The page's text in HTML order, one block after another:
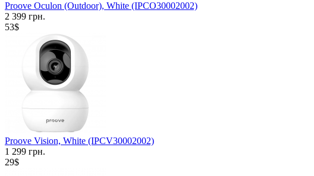
Proove Oculon (Outdoor), White (IPCO30002002)
2 399 грн.
53$
Proove Vision, White (IPCV30002002)
1 299 грн.
29$